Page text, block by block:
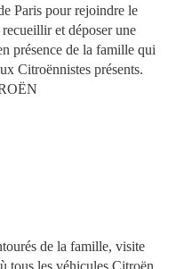
Paris pour rejoindre le
et déposer une
présence de la famille qui
Citroënnistes présents.
de la famille, visite